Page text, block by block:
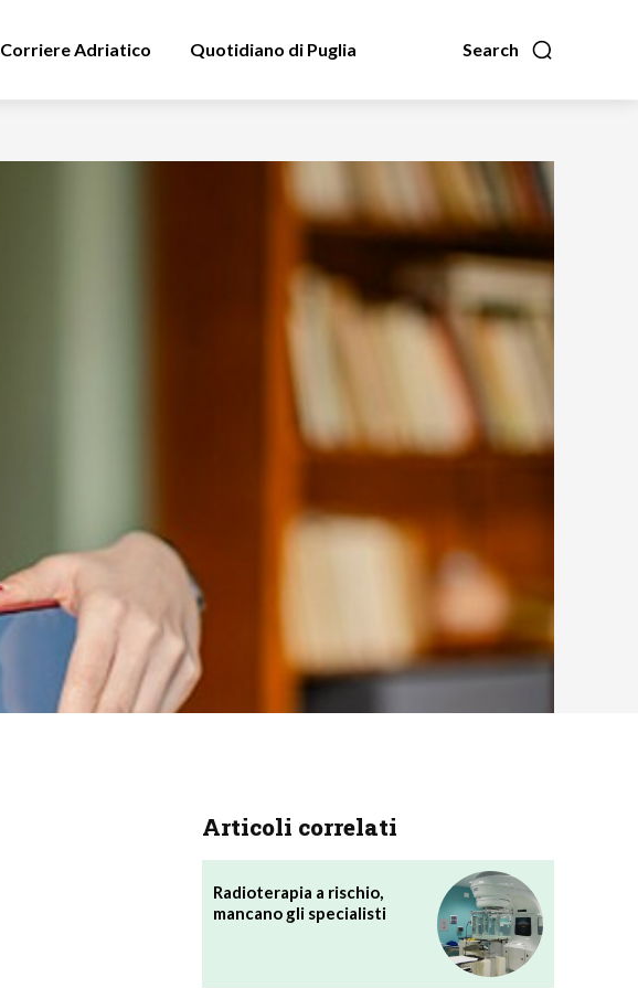
Search
Corriere Adriatico Quotidiano di Puglia
Articoli correlati
Radioterapia a rischio,
mancano gli specialisti